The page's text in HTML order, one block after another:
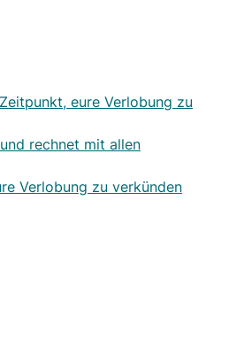
eure Verlobung zu
rechnet mit allen
Verlobung zu verkünden